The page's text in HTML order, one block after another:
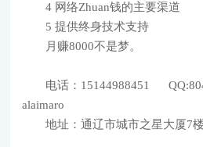
4 网络Zhuan钱的主要渠道
5 提供终身技术支持
月赚8000不是梦。
电话：15144988451
alaimaro
地址：通辽市城市之星大厦7